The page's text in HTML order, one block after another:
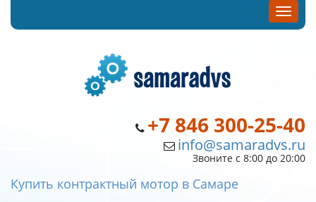
+7 846 300-25-40
info@samaradvs.ru
Звоните с 8:00 до 20:00
Купить контрактный мотор в Самаре